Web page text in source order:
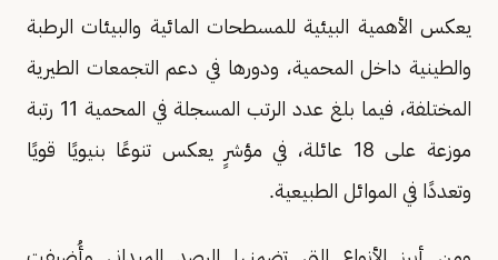
يعكس الأهمية البيئية للمسطحات المائية والبيئات الرطبة
والطينية داخل المحمية، ودورها في دعم التجمعات الطيرية
المختلفة، فيما بلغ عدد الرتب المسجلة في المحمية 11 رتبة
موزعة على 18 عائلة، في مؤشرٍ يعكس تنوعًا بنيويًا قويًا
وتعددًا في الموائل الطبيعية.